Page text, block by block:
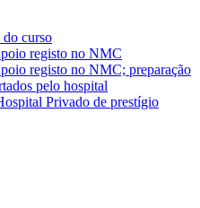
curso
registo no NMC
registo no NMC; preparação
pelo hospital
Privado de prestígio